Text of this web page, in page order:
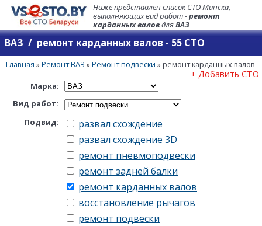
Ниже представлен список СТО Минска,
выполняющих вид работ -ремонт
карданных валовдляВАЗ
ВАЗ / ремонт карданных валов - 55 СТО
Главная »Ремонт ВАЗ »Ремонт подвески »ремонт карданных валов
+ Добавить СТО
Марка:
Вид работ:
Подвид:
развал схождение
развал схождение 3D
ремонт пневмоподвески
ремонт задней балки
ремонт карданных валов
восстановление рычагов
ремонт подвески